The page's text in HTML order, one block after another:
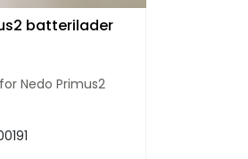
batterilader
Nedo Primus2